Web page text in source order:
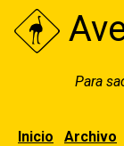
Para
Inicio Archivo